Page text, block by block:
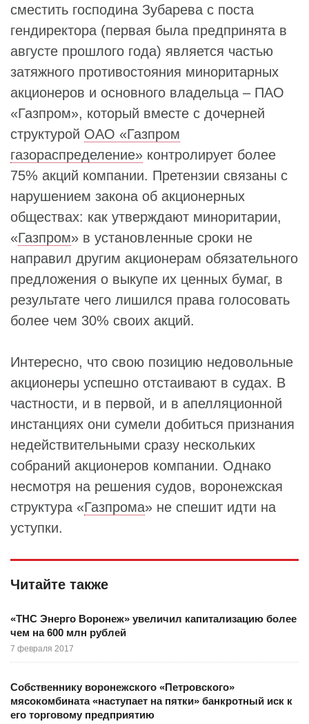
сместить господина Зубарева с поста
гендиректора (первая была предпринята в
августе прошлого года) является частью
затяжного противостояния миноритарных
акционеров и основного владельца – ПАО
«Газпром», который вместе с дочерней
структурой ОАО «Газпром
газораспределение» контролирует более
75% акций компании. Претензии связаны с
нарушением закона об акционерных
обществах: как утверждают миноритарии,
«Газпром» в установленные сроки не
направил другим акционерам обязательного
предложения о выкупе их ценных бумаг, в
результате чего лишился права голосовать
более чем 30% своих акций.
Интересно, что свою позицию недовольные
акционеры успешно отстаивают в судах. В
частности, и в первой, и в апелляционной
инстанциях они сумели добиться признания
недействительными сразу нескольких
собраний акционеров компании. Однако
несмотря на решения судов, воронежская
структура «Газпрома» не спешит идти на
уступки.
Читайте также
«ТНС Энерго Воронеж» увеличил капитализацию более
чем на 600 млн рублей
7 февраля 2017
Собственнику воронежского «Петровского»
мясокомбината «наступает на пятки» банкротный иск к
его торговому предприятию